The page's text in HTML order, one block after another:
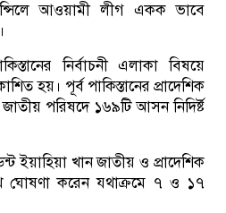
আওয়ামী লীগ একক ভাবে
নির্বাচনী এলাকা বিষয়ে
হয়। পূর্ব পাকিস্তানের প্রাদেশিক
পরিষদে ১৬৯টি আসন নিদির্ষ্ট
ইয়াহিয়া খান জাতীয় ও প্রাদেশিক
ঘোষণা করেন যথাক্রমে ৭ ও ১৭